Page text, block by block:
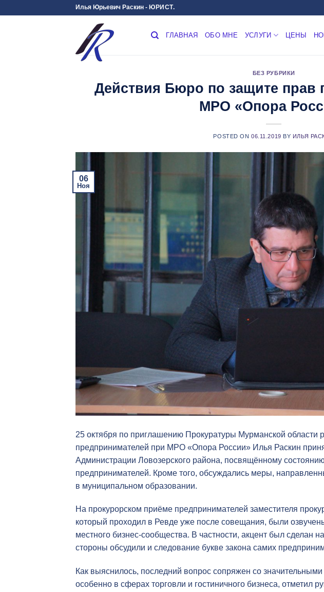
Илья Юрьевич Раскин - ЮРИСТ.
ГЛАВНАЯ ОБО МНЕ УСЛУГИ ЦЕНЫ
БЕЗ РУБРИКИ
Действия Бюро по защите прав
МРО «Опора
POSTED ON06.11.2019 BY ИЛЬЯ
06
Ноя
25 октября по приглашению Прокуратуры Мурманской области
предпринимателей при МРО «Опора России» Илья Раскин
Администрации Ловозерского района, посвящённому
предпринимателей. Кроме того, обсуждались меры,
в муниципальном образовании.
На прокурорском приёме предпринимателей заместителя
который проходил в Ревде уже после совещания, были
местного бизнес-сообщества. В частности, акцент был сделан
стороны обсудили и следование букве закона самих
Как выяснилось, последний вопрос сопряжен со
особенно в сферах торговли и гостиничного бизнеса, отметил